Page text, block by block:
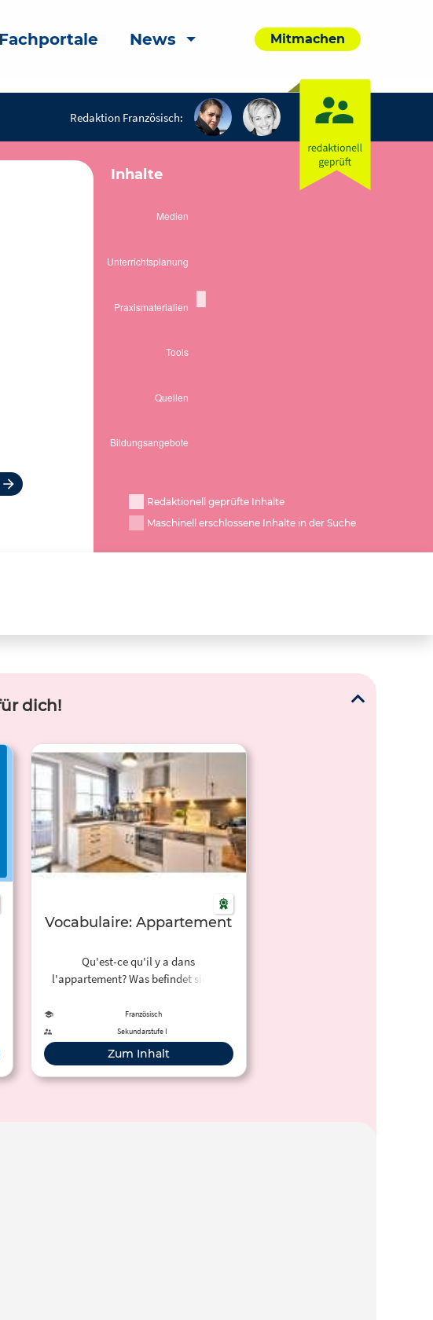
Fachportale News Mitmachen
Redaktion Französisch:
Inhalte
Redaktionell geprüfte Inhalte
Maschinell erschlossene Inhalte in der Suche
dich!
Vocabulaire: Appartement
Qu'est-ce qu'il y a dans
l'appartement? Was befindet sich in
den Wörtern.
Französisch
Sekundarstufe I
Zum Inhalt